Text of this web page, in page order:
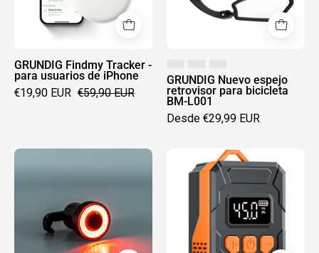
usuarios
de
GRUNDIG Findmy Tracker -
para usuarios de iPhone
€19,90 EUR €59,90 EUR
bicicleta
BM-
GRUNDIG Nuevo espejo
retrovisor para bicicleta
BM-L001
Desde €29,99 EUR
bicicleta
de
alto
Bomba
eléctrica
para
bicicleta